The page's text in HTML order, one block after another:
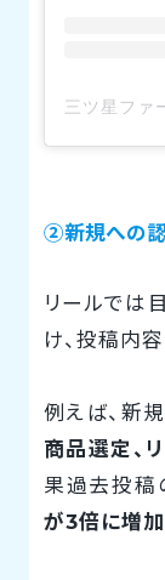
②新規への
リールでは
け、投稿内
例えば、新
商品選定、
果過去投稿
が3倍に増加